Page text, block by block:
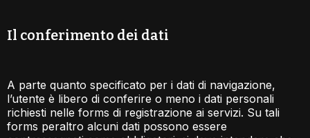
Il conferimento dei dati​
A parte quanto specificato per i dati di navigazione,
l’utente è libero di conferire o meno i dati personali
richiesti nelle forms di registrazione ai servizi. Su tali
forms peraltro alcuni dati possono essere